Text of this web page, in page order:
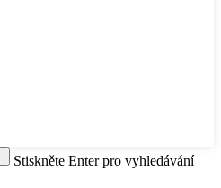
Stiskněte Enter pro vyhledávání